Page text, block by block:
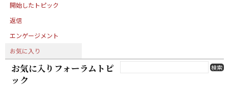
開始したトピック
返信
エンゲージメント
お気に入り
お気に入りフォーラムトピ
ック